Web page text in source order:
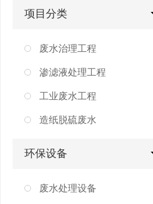
项目分类
废水治理工程
渗滤液处理工程
工业废水工程
造纸脱硫废水
环保设备
废水处理设备